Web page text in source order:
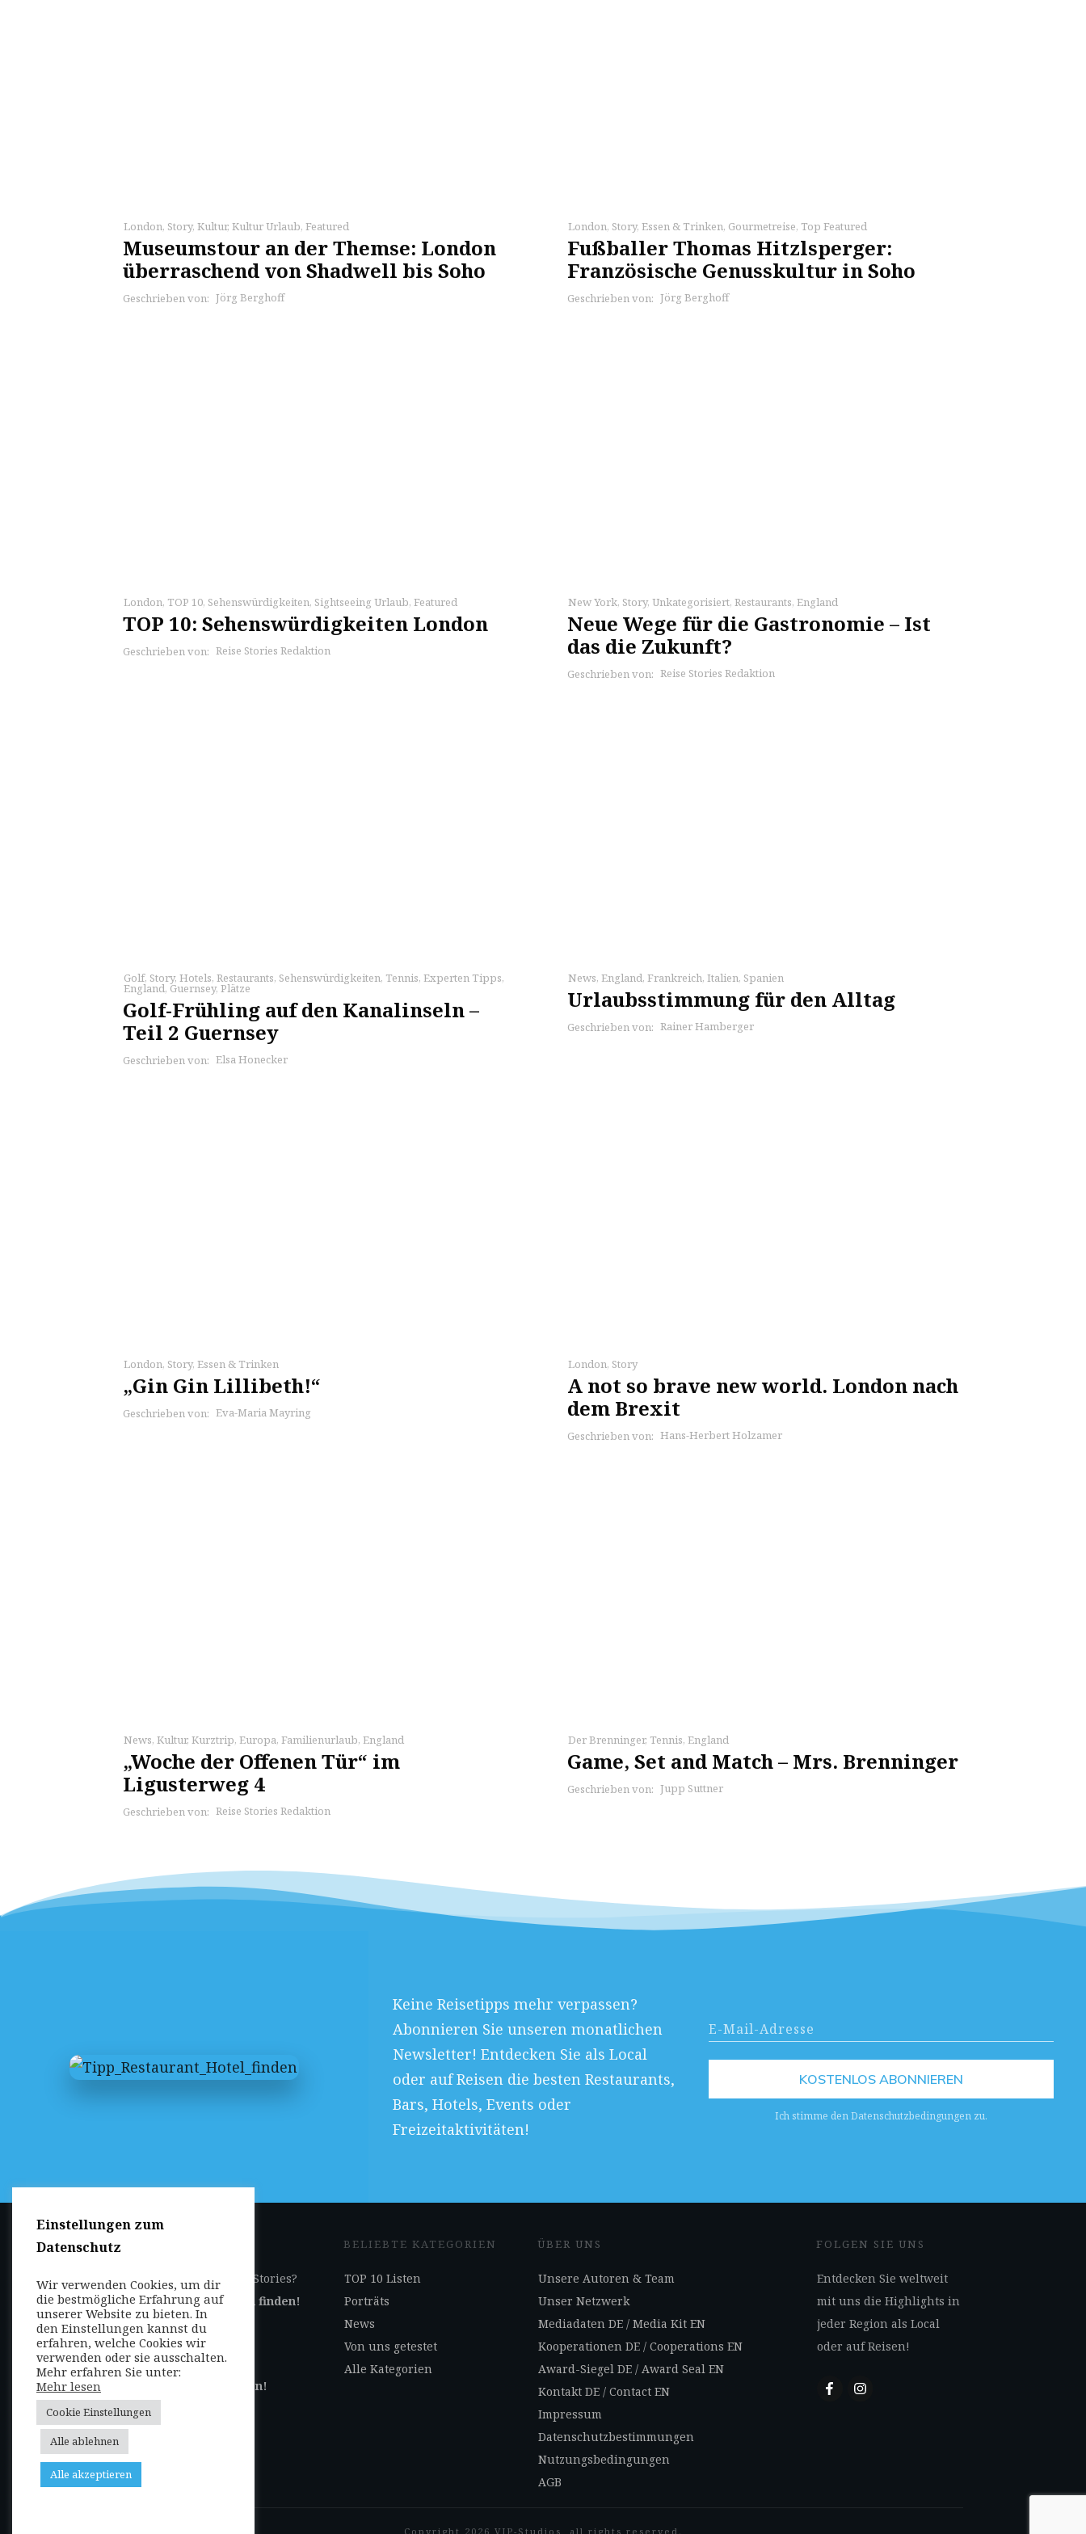
London, Story, Kultur, Kultur Urlaub, Featured
Museumstour an der Themse: London
überraschend von Shadwell bis Soho
Geschrieben von: Jörg Berghoff
London, Story, Essen & Trinken, Gourmetreise, Top Featured
Fußballer Thomas Hitzlsperger:
Französische Genusskultur in Soho
Geschrieben von: Jörg Berghoff
London, TOP 10, Sehenswürdigkeiten, Sightseeing Urlaub, Featured
TOP 10: Sehenswürdigkeiten London
Geschrieben von: Reise Stories Redaktion
New York, Story, Unkategorisiert, Restaurants, England
Neue Wege für die Gastronomie – Ist
das die Zukunft?
Geschrieben von: Reise Stories Redaktion
Golf, Story, Hotels, Restaurants, Sehenswürdigkeiten, Tennis, Experten Tipps,
England, Guernsey, Plätze
Golf-Frühling auf den Kanalinseln –
Teil 2 Guernsey
Geschrieben von: Elsa Honecker
News, England, Frankreich, Italien, Spanien
Urlaubsstimmung für den Alltag
Geschrieben von: Rainer Hamberger
London, Story, Essen & Trinken
„Gin Gin Lillibeth!“
Geschrieben von: Eva-Maria Mayring
London, Story
A not so brave new world. London nach
dem Brexit
Geschrieben von: Hans-Herbert Holzamer
News, Kultur, Kurztrip, Europa, Familienurlaub, England
„Woche der Offenen Tür“ im
Ligusterweg 4
Geschrieben von: Reise Stories Redaktion
Der Brenninger, Tennis, England
Game, Set and Match – Mrs. Brenninger
Geschrieben von: Jupp Suttner
Keine Reisetipps mehr verpassen?
Abonnieren Sie unseren monatlichen
Newsletter! Entdecken Sie als Local
oder auf Reisen die besten Restaurants,
Bars, Hotels, Events oder
Freizeitaktivitäten!
KOSTENLOS ABONNIEREN
Ich stimme den Datenschutzbedingungen zu.
Ihr Geschäft auf Reise-Stories?
JetzthierKooperation finden!
Selbst Beiträge
veröffentlichen?
Autor werden!
Login für Autoren /
BELIEBTE KATEGORIEN
TOP 10 Listen
Porträts
News
Von uns getestet
Alle Kategorien
ÜBER UNS
Unsere Autoren & Team
Unser Netzwerk
Mediadaten DE /Media Kit EN
Kooperationen DE/Cooperations EN
Award-Siegel DE/Award Seal EN
Kontakt DE /Contact EN
Impressum
Datenschutzbestimmungen
Nutzungsbedingungen
AGB
FOLGEN SIE UNS
Entdecken Sie weltweit
mit uns die Highlights in
jeder Region als Local
oder auf Reisen!
Copyright 2026 VIP-Studios , all rights reserved.
Einstellungen zum
Datenschutz
Wir verwenden Cookies, um dir
die bestmögliche Erfahrung auf
unserer Website zu bieten. In
den Einstellungen kannst du
erfahren, welche Cookies wir
verwenden oder sie ausschalten.
Mehr erfahren Sie unter:
Mehr lesen
Cookie Einstellungen
Alle ablehnen
Alle akzeptieren